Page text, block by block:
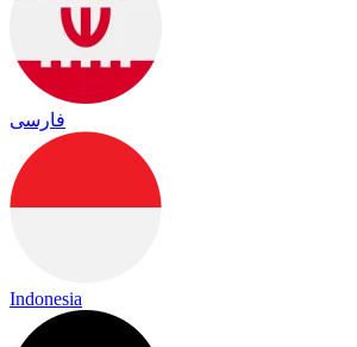
فارسی
Indonesia